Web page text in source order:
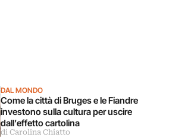
DAL MONDO
Come la città di Bruges e le Fiandre
investono sulla cultura per uscire
dall’effetto cartolina
di Carolina Chiatto